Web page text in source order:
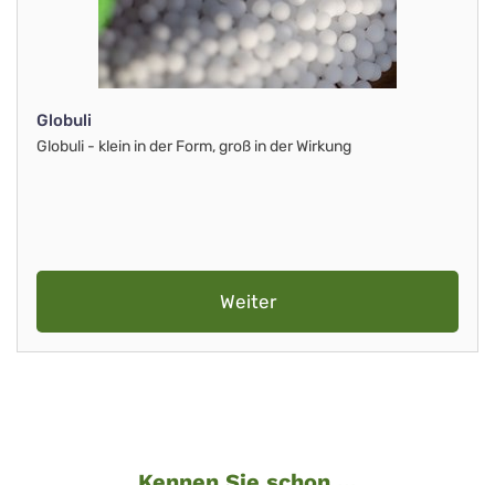
Globuli
Globuli - klein in der Form, groß in der Wirkung
Weiter